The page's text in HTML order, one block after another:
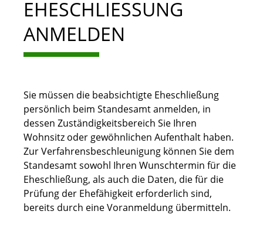
EHESCHLIESSUNG A
NMELDEN
Sie müssen die beabsichtigte Eheschließung
persönlich beim Standesamt anmelden, in
dessen Zuständigkeitsbereich Sie Ihren
Wohnsitz oder gewöhnlichen Aufenthalt haben.
Zur Verfahrensbeschleunigung können Sie dem
Standesamt sowohl Ihren Wunschtermin für die
Eheschließung, als auch die Daten, die für die
Prüfung der Ehefähigkeit erforderlich sind,
bereits durch eine Voranmeldung übermitteln.